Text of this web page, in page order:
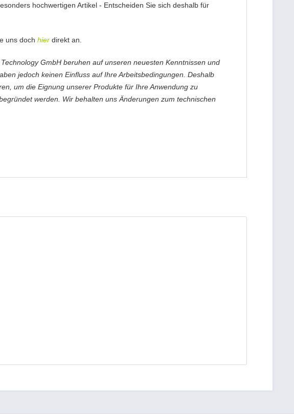
hochwertigen Artikel - Entscheiden Sie sich deshalb für
uns doch hier direkt an.
GmbH beruhen auf unseren neuesten Kenntnissen und
jedoch keinen Einfluss auf Ihre Arbeitsbedingungen. Deshalb
um die Eignung unserer Produkte für Ihre Anwendung zu
werden. Wir behalten uns Änderungen zum technischen